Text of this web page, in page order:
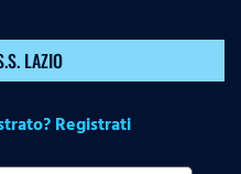
LAZIO
Registrati